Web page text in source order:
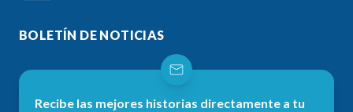
BOLETÍN DE NOTICIAS
Recibe las mejores historias directamente a tu